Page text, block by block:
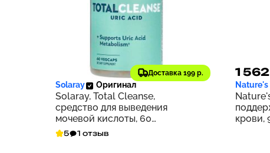
Доставка 199 р.
3 404 ₽ 340
Solaray Оригинал
Solaray, Total Cleanse,
средство для выведения
мочевой кислоты, 60
растительных капсул
5 1 отзыв
1
Nature's
крови,